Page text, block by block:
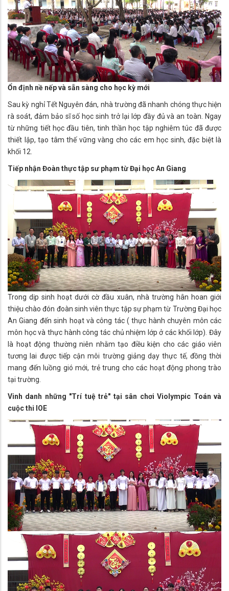
Ổn định nề nếp và sẵn sàng cho học kỳ mới
Sau kỳ nghỉ Tết Nguyên đán, nhà trường đã nhanh chóng thực hiện
rà soát, đảm bảo sĩ số học sinh trở lại lớp đầy đủ và an toàn. Ngay
từ những tiết học đầu tiên, tinh thần học tập nghiêm túc đã được
thiết lập, tạo tâm thế vững vàng cho các em học sinh, đặc biệt là
khối 12.
Tiếp nhận Đoàn thực tập sư phạm từ Đại học An Giang
Trong dịp sinh hoạt dưới cờ đầu xuân, nhà trường hân hoan giới
thiệu chào đón đoàn sinh viên thực tập sự phạm từ Trường Đại học
An Giang đến sinh hoạt và công tác ( thực hành chuyên môn các
môn học và thực hành công tác chủ nhiệm lớp ở các khối lớp). Đây
là hoạt động thường niên nhằm tạo điều kiện cho các giáo viên
tương lai được tiếp cận môi trường giảng dạy thực tế, đồng thời
mang đến luồng gió mới, trẻ trung cho các hoạt động phong trào
tại trường.
Vinh danh những "Trí tuệ trẻ" tại sân chơi Violympic Toán và
cuộc thi IOE